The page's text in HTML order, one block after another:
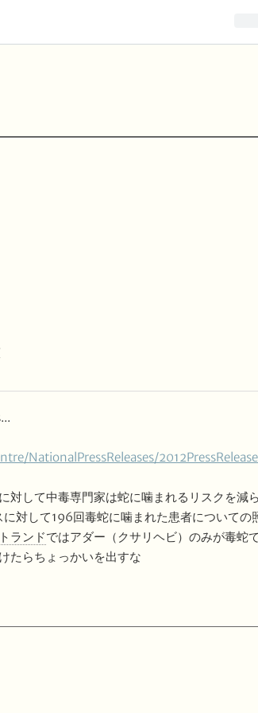
NationalPressReleases/
対して中毒専門家は蛇に噛まれるリスクを減
対して196回毒蛇に噛まれた患者についての
ランドではアダー（クサリヘビ）のみが毒蛇で
たらちょっかいを出すな